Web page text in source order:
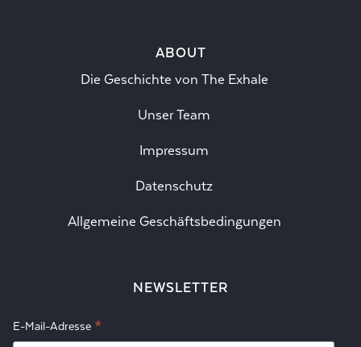
ABOUT
Die Geschichte von The Exhale
Unser Team
Impressum
Datenschutz
Allgemeine Geschäftsbedingungen
NEWSLETTER
E-Mail-Adresse *